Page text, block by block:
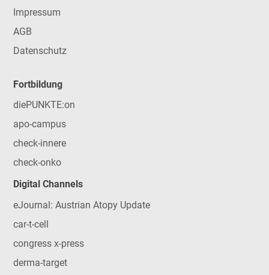
Impressum
AGB
Datenschutz
Fortbildung
diePUNKTE:on
apo-campus
check-innere
check-onko
Digital Channels
eJournal: Austrian Atopy Update
car-t-cell
congress x-press
derma-target